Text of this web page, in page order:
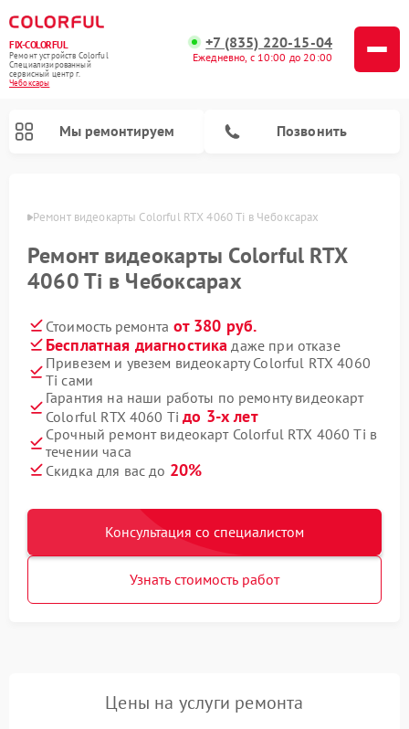
FIX-COLORFUL
Ремонт устройств Colorful
Специализированный
cервисный центр г.
Чебоксары
+7 (835) 220-15-04
Ежедневно, с 10:00 до 20:00
Мы ремонтируем Позвонить
Ремонт видеокарты Colorful RTX 4060 Ti в Чебоксарах
Ремонт видеокарты Colorful RTX
4060 Ti в Чебоксарах
Стоимость ремонта от 380 руб.
Бесплатная диагностика даже при отказе
Привезем и увезем видеокарту Colorful RTX 4060
Ti сами
Гарантия на наши работы по ремонту видеокарт
Colorful RTX 4060 Tiдо 3-х лет
Срочный ремонт видеокарт Colorful RTX 4060 Ti в
течении часа
Скидка для вас до 20%
Консультация со специалистом
Узнать стоимость работ
Цены на услуги ремонта